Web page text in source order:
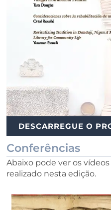
DESCARREGUE O
Conferências
Abaixo pode ver os
realizado nesta edição.